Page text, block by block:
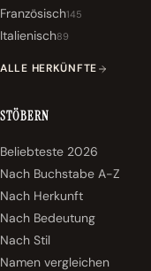
Französisch145
Italienisch89
ALLE HERKÜNFTE
STÖBERN
Beliebteste 2026
Nach Buchstabe A-Z
Nach Herkunft
Nach Bedeutung
Nach Stil
Namen vergleichen